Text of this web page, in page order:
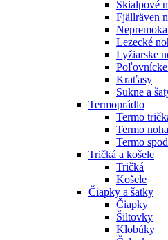
Skialpové
Fjällräven
Lezecké
Lyžiarske
Kraťasy
Sukne a
Termoprádlo
Termo
Termo
Termo
Tričká a košele
Tričká
Košele
Čiapky a šatky
Čiapky
Šiltovky
Klobúky